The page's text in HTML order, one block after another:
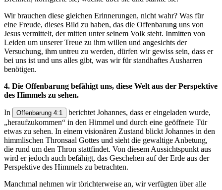
Wir brauchen diese gleichen Erinnerungen, nicht wahr? Was für
eine Freude, dieses Bild zu haben, das die Offenbarung uns von
Jesus vermittelt, der mitten unter seinem Volk steht. Inmitten von
Leiden um unserer Treue zu ihm willen und angesichts der
Versuchung, ihm untreu zu werden, dürfen wir gewiss sein, dass er
bei uns ist und uns alles gibt, was wir für standhaftes Ausharren
benötigen.
4. Die Offenbarung befähigt uns, diese Welt aus der Perspektive
des Himmels zu sehen.
In Offenbarung 4:1
berichtet Johannes, dass er eingeladen wurde,
„heraufzukommen“ in den Himmel und durch eine geöffnete Tür
etwas zu sehen. In einem visionären Zustand blickt Johannes in den
himmlischen Thronsaal Gottes und sieht die gewaltige Anbetung,
die rund um den Thron stattfindet. Von diesem Aussichtspunkt aus
wird er jedoch auch befähigt, das Geschehen auf der Erde aus der
Perspektive des Himmels zu betrachten.
Manchmal nehmen wir törichterweise an, wir verfügten über alle